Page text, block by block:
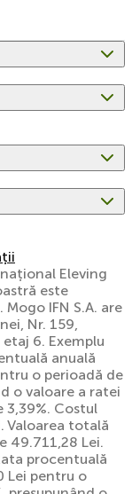
Eleving
este
IFN S.A. are
Nr. 159,
6. Exemplu
anuală
o perioadă de
o valoare a ratei
3,39%. Costul
Valoarea totală
49.711,28 Lei.
procentuală
Lei pentru o